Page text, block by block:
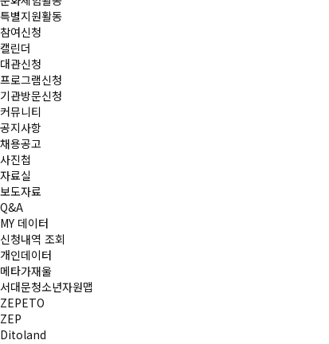
특별지원활동
참여신청
캘린더
대관신청
프로그램신청
기관방문신청
커뮤니티
공지사항
채용공고
사진첩
자료실
보도자료
Q&A
MY 데이터
신청내역 조회
개인데이터
메타가재울
서대문청소년자원맵
ZEPETO
ZEP
Ditoland